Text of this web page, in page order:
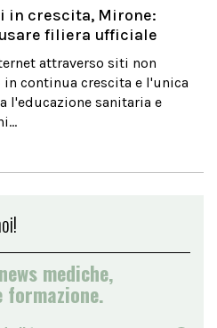
crescita, Mirone:
filiera ufficiale
attraverso siti non
continua crescita e l'unica
l'educazione sanitaria e
mediche,